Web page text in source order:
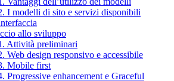
I modelli di sito e servizi disponibili
allo sviluppo
Attività preliminari
Web design responsivo e accessibile
Mobile first
Progressive enhancement e Graceful